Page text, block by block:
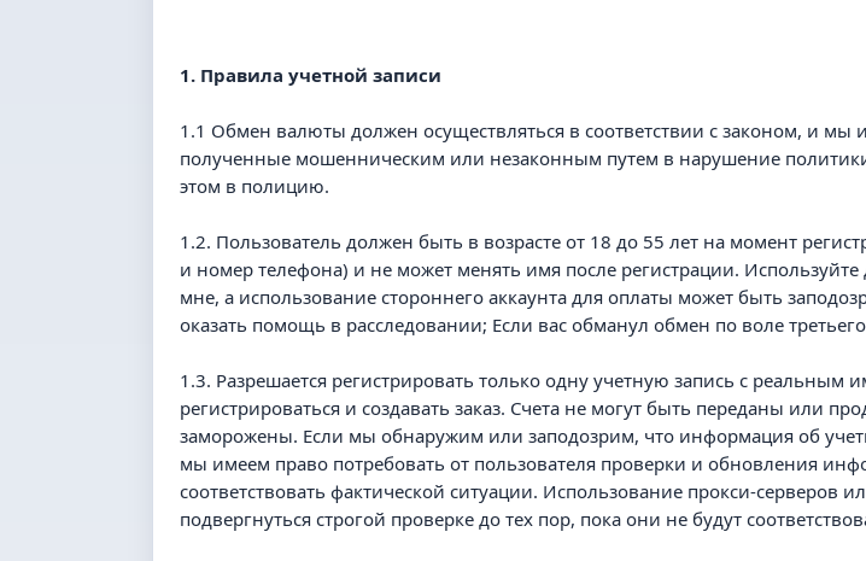
1. Правила учетной записи
1.1 Обмен валюты должен осуществляться в соответствии с законом, и
полученные мошенническим или незаконным путем в нарушение
этом в полицию.
1.2. Пользователь должен быть в возрасте от 18 до 55 лет на момент
и номер телефона) и не может менять имя после регистрации.
мне, а использование стороннего аккаунта для оплаты может быть
оказать помощь в расследовании; Если вас обманул обмен по воле
1.3. Разрешается регистрировать только одну учетную запись с
регистрироваться и создавать заказ. Счета не могут быть переданы или
заморожены. Если мы обнаружим или заподозрим, что информация об
мы имеем право потребовать от пользователя проверки и обновления
соответствовать фактической ситуации. Использование прокси-серверов
подвергнуться строгой проверке до тех пор, пока они не будут